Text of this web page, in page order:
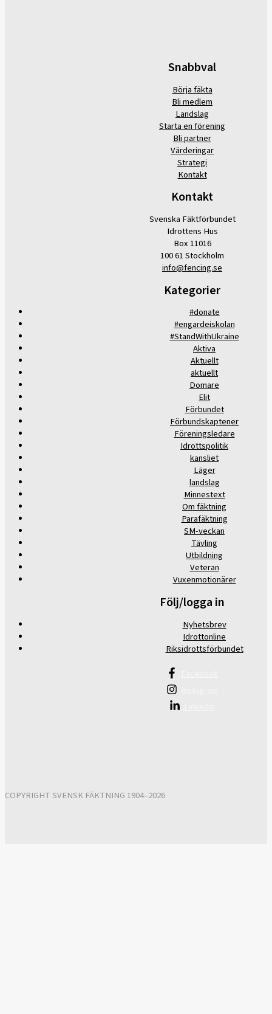
Snabbval
Börja fäkta
Bli medlem
Landslag
Starta en förening
Bli partner
Värderingar
Strategi
Kontakt
Kontakt
Svenska Fäktförbundet
Idrottens Hus
Box 11016
100 61 Stockholm
info@fencing.se
Kategorier
#donate
#engardeiskolan
#StandWithUkraine
Aktiva
Aktuellt
aktuellt
Domare
Elit
Förbundet
Förbundskaptener
Föreningsledare
Idrottspolitik
kansliet
Läger
landslag
Minnestext
Om fäktning
Parafäktning
SM-veckan
Tävling
Utbildning
Veteran
Vuxenmotionärer
Följ/logga in
Nyhetsbrev
Idrottonline
Riksidrottsförbundet
COPYRIGHT SVENSK FÄKTNING 1904–2026